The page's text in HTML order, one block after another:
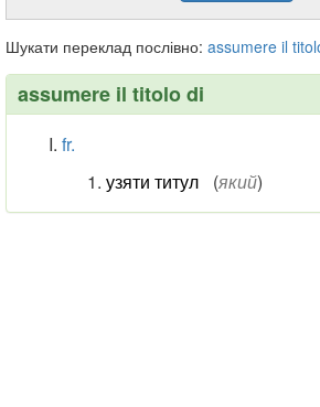
Шукати переклад послівно: assumere il
assumere il titolo di
fr.
узяти титул
(який)